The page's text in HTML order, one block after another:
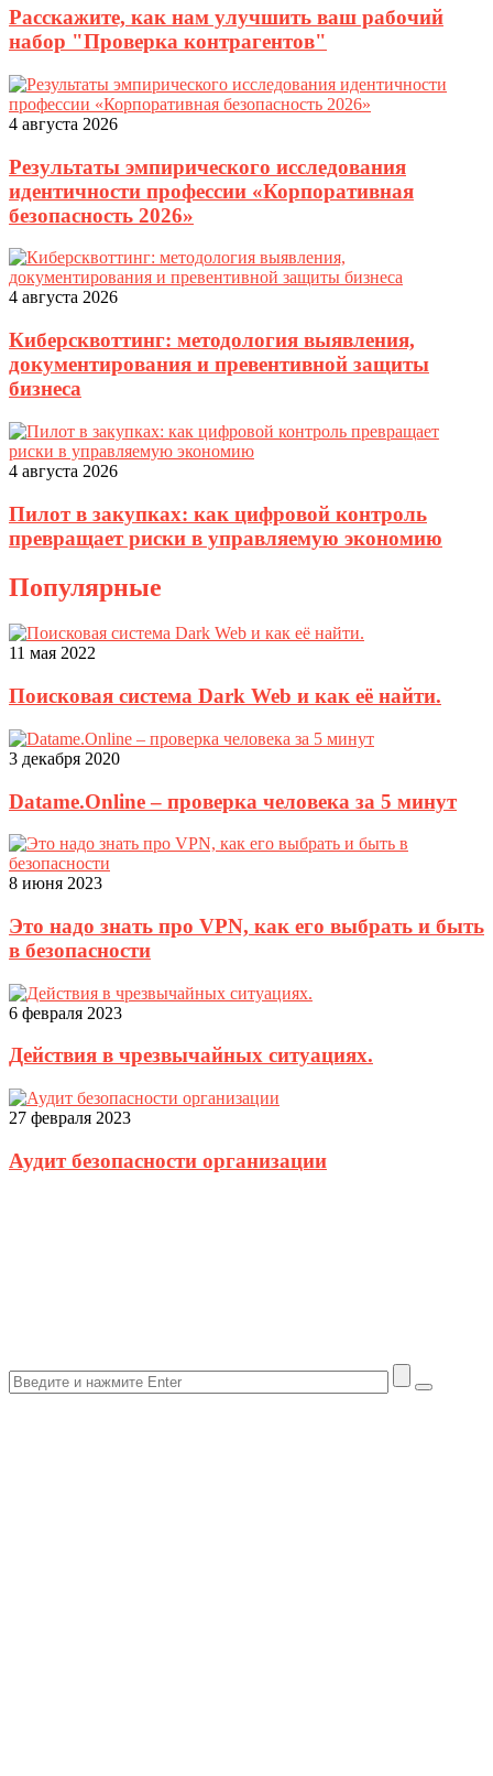
Расскажите, как нам улучшить ваш рабочий
набор "Проверка контрагентов"
4 августа 2026
Результаты эмпирического исследования
идентичности профессии «Корпоративная
безопасность 2026»
4 августа 2026
Киберсквоттинг: методология выявления,
документирования и превентивной защиты
бизнеса
4 августа 2026
Пилот в закупках: как цифровой контроль
превращает риски в управляемую экономию
Популярные
11 мая 2022
Поисковая система Dark Web и как её найти.
3 декабря 2020
Datame.Online – проверка человека за 5 минут
8 июня 2023
Это надо знать про VPN, как его выбрать и быть
в безопасности
6 февраля 2023
Действия в чрезвычайных ситуациях.
27 февраля 2023
Аудит безопасности организации